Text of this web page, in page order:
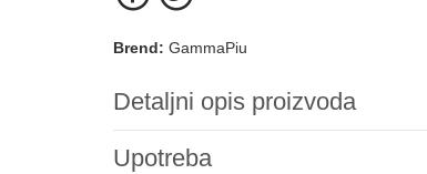
Brend: GammaPiu
Detaljni opis proizvoda
Upotreba